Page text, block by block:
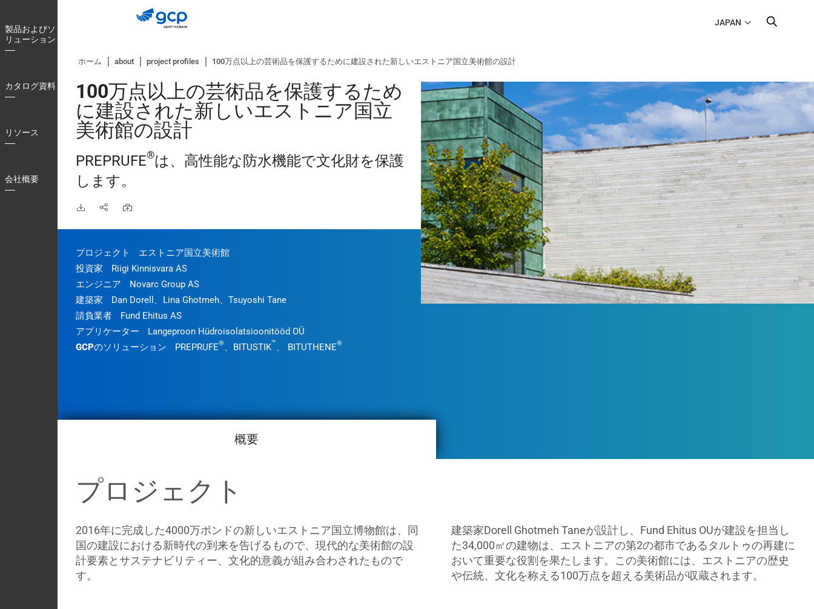
to
main
navigation
製品およびソ
リューション
カタログ資料
リソース
会社概要
JAPAN
ホーム about project profiles 100万点以上の芸術品を保護するために建設された新しいエストニア国立美術館の設計
100万点以上の芸術品を保護するため
に建設された新しいエストニア国立
美術館の設計
PREPRUFE®は、高性能な防水機能で文化財を保護
します。
プロジェクト
エストニア国立美術館
投資家
Riigi Kinnisvara AS
エンジニア
Novarc Group AS
建築家
Dan Dorell、Lina Ghotmeh、Tsuyoshi Tane
請負業者
Fund Ehitus AS
アプリケーター
Langeproon Hüdroisolatsioonitööd OÜ
GCPのソリューション
PREPRUFE® 、BITUSTIK™ 、 BITUTHENE®
概要
プロジェクト
2016年に完成した4000万ポンドの新しいエストニア国立博物館は、同
国の建設における新時代の到来を告げるもので、現代的な美術館の設
計要素とサステナビリティー、文化的意義が組み合わされたもので
す。
建築家Dorell Ghotmeh Taneが設計し、Fund Ehitus OUが建設を担当し
た34,000㎡の建物は、エストニアの第2の都市であるタルトゥの再建に
おいて重要な役割を果たします。この美術館には、エストニアの歴史
や伝統、文化を称える100万点を超える美術品が収蔵されます。